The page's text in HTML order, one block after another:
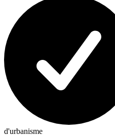
d'urbanisme